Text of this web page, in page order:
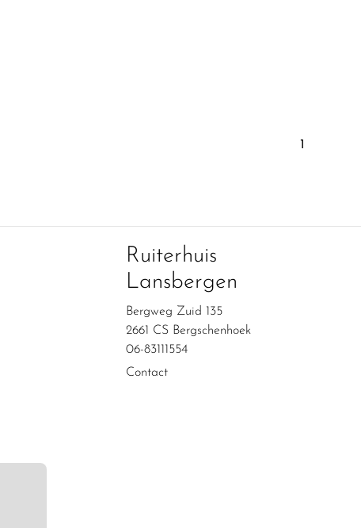
1
Ruiterhuis
Lansbergen
Bergweg Zuid 135
2661 CS Bergschenhoek
06-83111554
Contact